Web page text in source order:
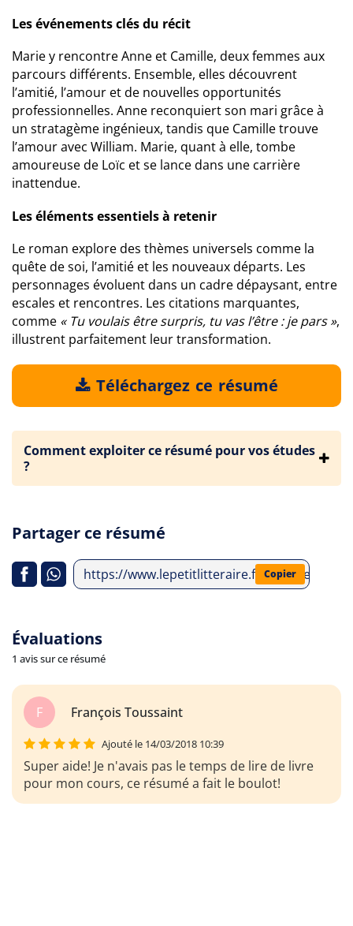
Les événements clés du récit
Marie y rencontre Anne et Camille, deux femmes aux
parcours différents. Ensemble, elles découvrent
l’amitié, l’amour et de nouvelles opportunités
professionnelles. Anne reconquiert son mari grâce à
un stratagème ingénieux, tandis que Camille trouve
l’amour avec William. Marie, quant à elle, tombe
amoureuse de Loïc et se lance dans une carrière
inattendue.
Les éléments essentiels à retenir
Le roman explore des thèmes universels comme la
quête de soi, l’amitié et les nouveaux départs. Les
personnages évoluent dans un cadre dépaysant, entre
escales et rencontres. Les citations marquantes,
comme « Tu voulais être surpris, tu vas l’être : je pars »,
illustrent parfaitement leur transformation.
Téléchargez ce résumé
Comment exploiter ce résumé pour vos études
?
Partager ce résumé
https://www.lepetitlitteraire.fr/analyses-
Copier
Évaluations
1 avis sur ce résumé
F François Toussaint
Ajouté le 14/03/2018 10:39
Super aide! Je n'avais pas le temps de lire de livre
pour mon cours, ce résumé a fait le boulot!